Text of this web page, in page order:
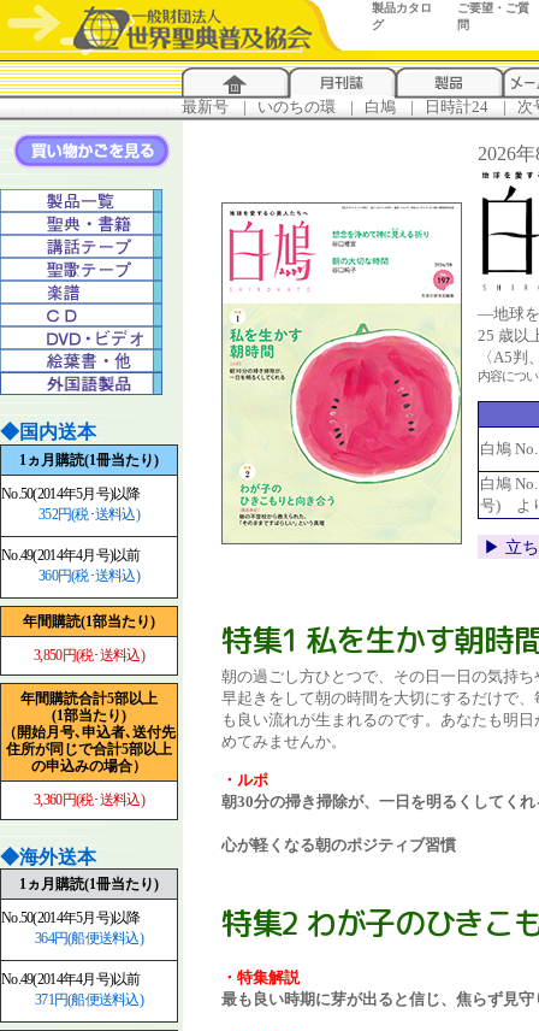
製品カタロ
グ
ご要望・ご質
問
最新号 | いのちの環 | 白鳩 | 日時計24 | 次
◆国内送本
1ヵ月購読(1冊当たり)
No.50(2014年5月号)以降
352円(税･送料込)
No.49(2014年4月号)以前
360円(税･送料込)
年間購読(1部当たり)
3,850円(税･送料込)
年間購読合計5部以上
(1部当たり)
（開始月号､申込者､送付先
住所が同じで合計5部以上
の申込みの場合）
3,360円(税･送料込)
◆海外送本
1ヵ月購読(1冊当たり)
No.50(2014年5月号)以降
364円(船便送料込)
No.49(2014年4月号)以前
371円(船便送料込)
2026
―地球
25 歳以
〈A5
内容につ
白鳩
白鳩
号) よ
▶︎ 立ち
特集1 私を生かす朝時
朝の過ごし方ひとつで、その日一日の気持
早起きをして朝の時間を大切にするだけで
も良い流れが生まれるのです。あなたも明
めてみませんか。
・ルポ
朝30分の掃き掃除が、一日を明るくしてくれ
心が軽くなる朝のポジティブ習慣
特集2 わが子のひきこ
・特集解説
最も良い時期に芽が出ると信じ、焦らず見